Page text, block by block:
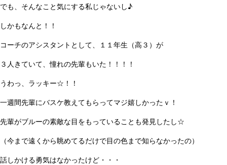
でも、そんなこと気にする私じゃないし♪
しかもなんと！！
コーチのアシスタントとして、１１年生（高３）が
３人きていて、憧れの先輩もいた！！！！
うわっ、ラッキー☆！！
一週間先輩にバスケ教えてもらってマジ嬉しかったｖ！
先輩がブルーの素敵な目をもっていることも発見したし☆
（今まで遠くから眺めてるだけで目の色まで知らなかったの）
話しかける勇気はなかったけど・・・